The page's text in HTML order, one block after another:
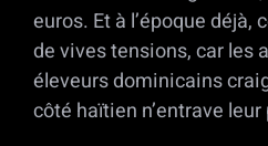
euros. Et à l’époque
de vives tensions, car les
éleveurs dominicains
côté haïtien n’entrave